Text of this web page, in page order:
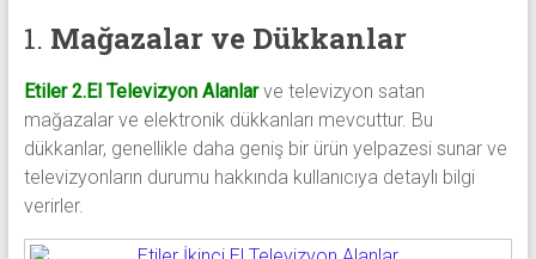
1. Mağazalar ve Dükkanlar
Etiler 2.El Televizyon Alanlarve televizyon satan
mağazalar ve elektronik dükkanları mevcuttur. Bu
dükkanlar, genellikle daha geniş bir ürün yelpazesi sunar ve
televizyonların durumu hakkında kullanıcıya detaylı bilgi
verirler.